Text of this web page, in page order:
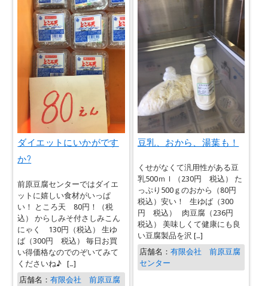
ダイエットにいかがです
か?
前原豆腐センターではダイエ
ットに嬉しい食材がいっぱ
い！ ところ天 80円！（税
込） からしみそ付さしみこん
にゃく 130円（税込） 生ゆ
ば（300円 税込） 毎日お買
い得価格なのでのぞいてみて
くださいね♪ […]
店舗名：有限会社 前原豆腐
豆乳、おから、湯葉も！
くせがなくて汎用性がある豆
乳500ｍｌ（230円 税込） た
っぷり500ｇのおから（80円
税込）安い！ 生ゆば（300
円 税込） 肉豆腐（236円
税込） 美味しくて健康にも良
い豆腐製品を沢 […]
店舗名： 有限会社 前原豆腐
センター